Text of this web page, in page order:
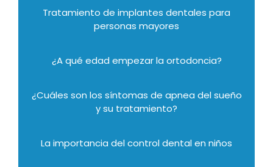
Tratamiento de implantes dentales para
personas mayores
¿A qué edad empezar la ortodoncia?
¿Cuáles son los síntomas de apnea del sueño
y su tratamiento?
La importancia del control dental en niños